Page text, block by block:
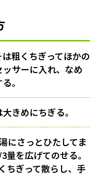
粗くちぎってほかの
サーに入れ、なめ
。
きめにちぎる。
にさっとひたしてま
を広げてのせる。
ちぎって散らし、手